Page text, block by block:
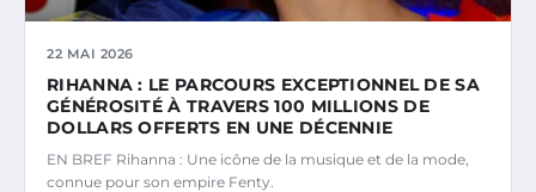
22 MAI 2026
RIHANNA : LE PARCOURS EXCEPTIONNEL DE SA
GÉNÉROSITÉ À TRAVERS 100 MILLIONS DE
DOLLARS OFFERTS EN UNE DÉCENNIE
EN BREF Rihanna : Une icône de la musique et de la mode,
connue pour son empire Fenty.